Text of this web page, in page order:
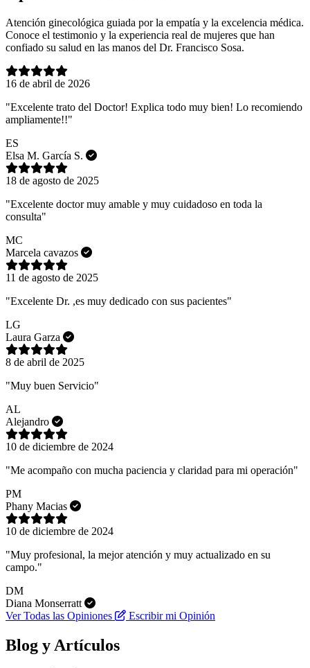
Atención ginecológica guiada por la empatía y la excelencia médica.
Conoce el testimonio y la experiencia real de mujeres que han
confiado su salud en las manos del Dr. Francisco Sosa.
16 de abril de 2026
"Excelente trato del Doctor! Explica todo muy bien! Lo recomiendo
ampliamente!!"
ES
Elsa M. García S.
18 de agosto de 2025
"Excelente doctor muy amable y muy cuidadoso en toda la
consulta"
MC
Marcela cavazos
11 de agosto de 2025
"Excelente Dr. ,es muy dedicado con sus pacientes"
LG
Laura Garza
8 de abril de 2025
"Muy buen Servicio"
AL
Alejandro
10 de diciembre de 2024
"Me acompaño con mucha paciencia y claridad para mi operación"
PM
Phany Macias
10 de diciembre de 2024
"Muy profesional, la mejor atención y muy actualizado en su
campo."
DM
Diana Monserratt
Ver Todas las Opiniones
Escribir mi Opinión
Blog y Artículos